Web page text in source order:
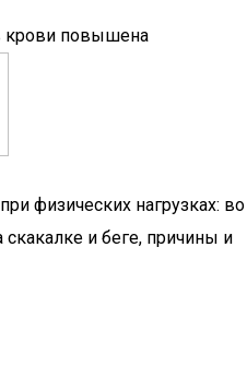
крови повышена
физических нагрузках: во
и беге, причины и